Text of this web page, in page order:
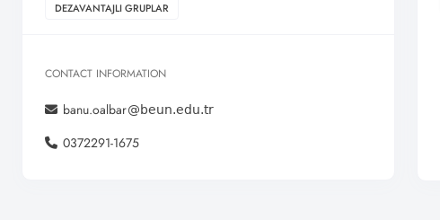
DEZAVANTAJLI GRUPLAR
CONTACT INFORMATION
banu.oalbar
0372291-1675